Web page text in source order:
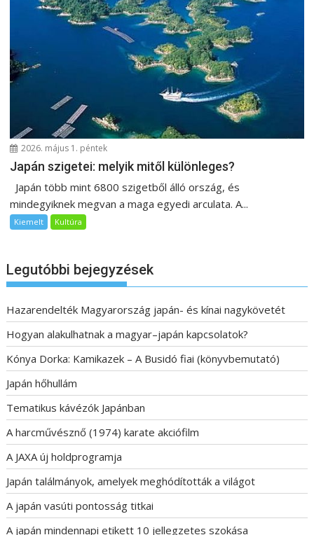
2026. május 1. péntek
Japán szigetei: melyik mitől különleges?
Japán több mint 6800 szigetből álló ország, és
mindegyiknek megvan a maga egyedi arculata. A...
Kiemelt Kultúra
Legutóbbi bejegyzések
Hazarendelték Magyarország japán- és kínai nagykövetét
Hogyan alakulhatnak a magyar–japán kapcsolatok?
Kónya Dorka: Kamikazek – A Busidó fiai (könyvbemutató)
Japán hőhullám
Tematikus kávézók Japánban
A harcművésznő (1974) karate akciófilm
A JAXA új holdprogramja
Japán találmányok, amelyek meghódították a világot
A japán vasúti pontosság titkai
A japán mindennapi etikett 10 jellegzetes szokása